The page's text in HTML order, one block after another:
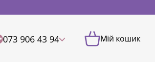
073 906 43 94 Мій кошик